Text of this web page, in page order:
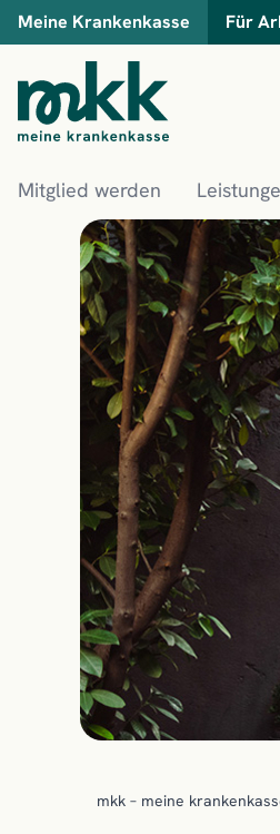
Meine Krankenkasse Für
Mitglied werden
mkk – meine